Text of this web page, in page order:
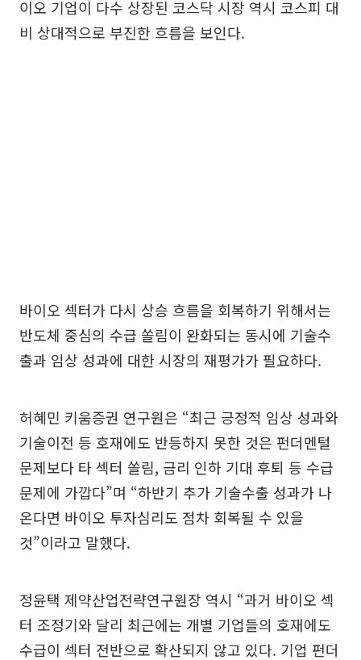
이오 기업이 다수 상장된 코스닥 시장 역시 코스피 대
비 상대적으로 부진한 흐름을 보인다.
바이오 섹터가 다시 상승 흐름을 회복하기 위해서는
반도체 중심의 수급 쏠림이 완화되는 동시에 기술수
출과 임상 성과에 대한 시장의 재평가가 필요하다.
허혜민 키움증권 연구원은 “최근 긍정적 임상 성과와
기술이전 등 호재에도 반등하지 못한 것은 펀더멘털
문제보다 타 섹터 쏠림, 금리 인하 기대 후퇴 등 수급
문제에 가깝다”며 “하반기 추가 기술수출 성과가 나
온다면 바이오 투자심리도 점차 회복될 수 있을
것”이라고 말했다.
정윤택 제약산업전략연구원장 역시 “과거 바이오 섹
터 조정기와 달리 최근에는 개별 기업들의 호재에도
수급이 섹터 전반으로 확산되지 않고 있다. 기업 펀더